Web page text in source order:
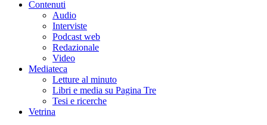
Contenuti
Audio
Interviste
Podcast web
Redazionale
Video
Mediateca
Letture al minuto
Libri e media su Pagina Tre
Tesi e ricerche
Vetrina